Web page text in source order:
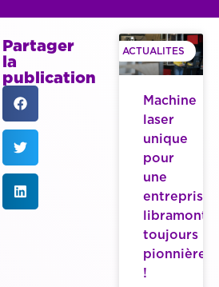
Partager
la
publication
ACTUALITES
Machine
laser
unique
pour
une
entreprise
toujours
pionnière
!